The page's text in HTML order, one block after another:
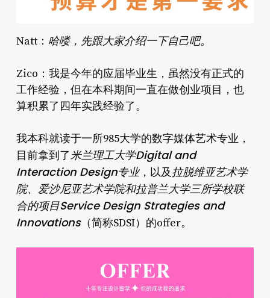
Natt： 哈喽，先跟大家介绍一下自己吧。
Zico：我是今年的应届毕业生，虽然没有正式的
工作经验，但在本科期间一直在做创业项目，也
算积累了四年实践经验了。
我本科就读于一所985大学的数字媒体艺术专业，
目前拿到了米兰理工大学Digital and
Interaction Design专业，以及拉脱维亚艺术学
院、爱沙尼亚艺术学院和拉普兰大学三所学校联
合的项目Service Design Strategies and
Innovations（简称SDSI）的offer。